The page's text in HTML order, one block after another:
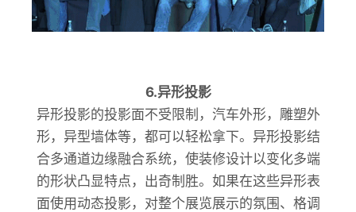
6.异形投影
异形投影的投影面不受限制，汽车外形，雕塑外
形，异型墙体等，都可以轻松拿下。异形投影结
合多通道边缘融合系统，使装修设计以变化多端
的形状凸显特点，出奇制胜。如果在这些异形表
面使用动态投影，对整个展览展示的氛围、格调